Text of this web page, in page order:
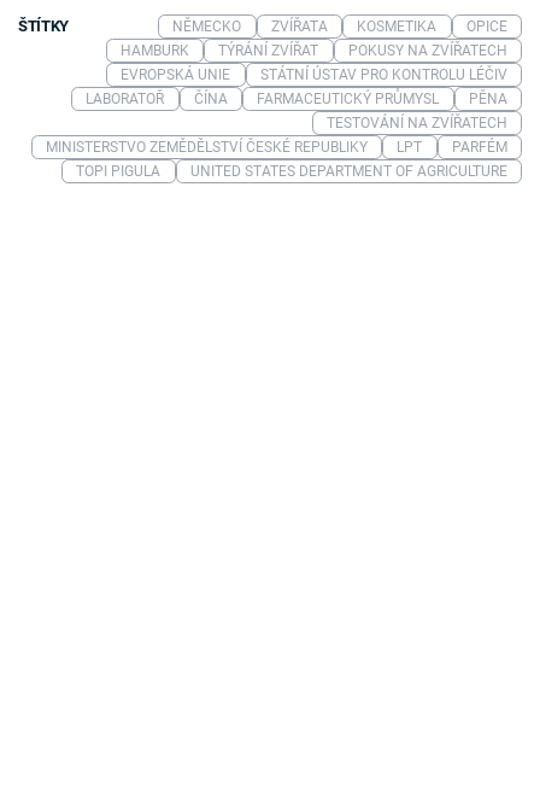
ŠTÍTKY NĚMECKO ZVÍŘATA KOSMETIKA
OPICE
HAMBURK
TÝRÁNÍ ZVÍŘAT
POKUSY NA ZVÍŘATECH
EVROPSKÁ UNIE
STÁTNÍ ÚSTAV PRO KONTROLU LÉČIV
LABORATOŘ
ČÍNA FARMACEUTICKÝ PRŮMYSL
PĚNA
TESTOVÁNÍ NA ZVÍŘATECH
MINISTERSTVO ZEMĚDĚLSTVÍ ČESKÉ REPUBLIKY
LPT
PARFÉM
TOPI PIGULA
UNITED STATES DEPARTMENT OF AGRICULTURE